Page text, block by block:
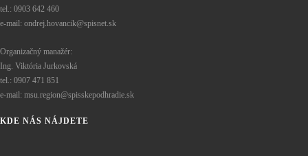
tel.: 0903 642 460
e-mail: ondrej.hovancik@spisnet.sk
Organizačný manažér:
Ing. Viktória Jurkovská
tel.: 0907 471 851
e-mail: msu.region@spisskepodhradie.sk
KDE NÁS NÁJDETE